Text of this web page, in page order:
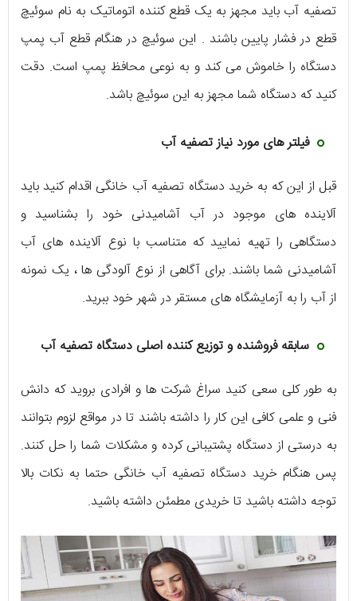
تصفیه آب باید مجهز به یک قطع کننده اتوماتیک به نام سوئیچ
قطع در فشار پایین باشند . این سوئیچ در هنگام قطع آب پمپ
دستگاه را خاموش می کند و به نوعی محافظ پمپ است. دقت
کنید که دستگاه شما مجهز به این سوئیچ باشد.
فیلتر های مورد نیاز تصفیه آب
قبل از این که به خرید دستگاه تصفیه آب خانگی اقدام کنید باید
آلاینده های موجود در آب آشامیدنی خود را بشناسید و
دستگاهی را تهیه نمایید که متناسب با نوع آلاینده های آب
آشامیدنی شما باشند. برای آگاهی از نوع آلودگی ها ، یک نمونه
از آب را به آزمایشگاه های مستقر در شهر خود ببرید.
سابقه فروشنده و توزیع کننده اصلی دستگاه تصفیه آب
به طور کلی سعی کنید سراغ شرکت ها و افرادی بروید که دانش
فنی و علمی کافی این کار را داشته باشند تا در مواقع لزوم بتوانند
به درستی از دستگاه پشتیبانی کرده و مشکلات شما را حل کنند.
پس هنگام خرید دستگاه تصفیه آب خانگی حتما به نکات بالا
توجه داشته باشید تا خریدی مطمئن داشته باشید.